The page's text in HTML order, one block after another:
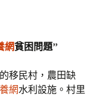
網貧困問題”
移民村，農田缺
網水利設施。村里